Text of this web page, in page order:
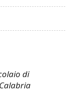
di